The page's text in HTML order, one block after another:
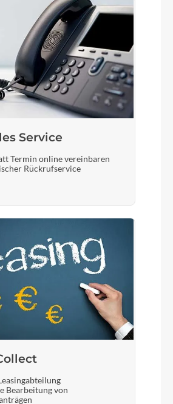
Service
Termin online vereinbaren
Rückrufservice
Bearbeitung von